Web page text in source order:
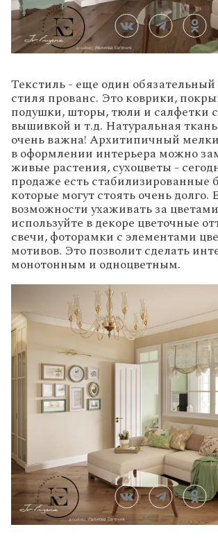
Текстиль - еще один
стиля прованс. Это коврики,
подушки, шторы, тюли и салфетки
вышивкой и т.д. Натуральная
очень важна! Архитипичный
в оформлении интерьера можно
живые растения, сухоцветы -
продаже есть стабилизированные
которые могут стоять очень долго.
возможности ухаживать за
используйте в декоре цветочные
свечи, фоторамки с элементами
мотивов. Это позволит сделать
монотонным и одноцветным.